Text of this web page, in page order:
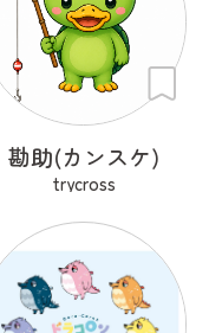
勘助(カンスケ)
trycross